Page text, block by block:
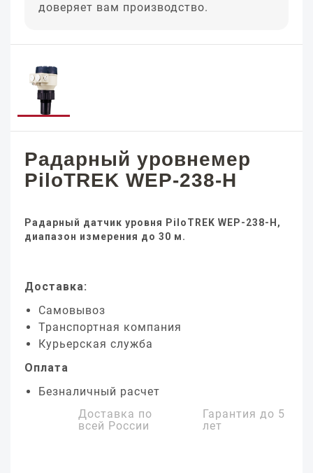
доверяет вам производство.
Радарный уровнемер
PiloTREK WEP-238-H
Радарный датчик уровня PiloTREK WEP-238-H,
диапазон измерения до 30 м.
Доставка:
Самовывоз
Транспортная компания
Курьерская служба
Оплата
Безналичный расчет
Доставка по
всей России
Гарантия до 5
лет